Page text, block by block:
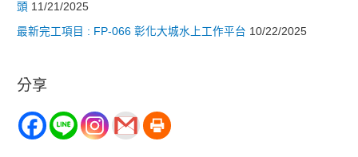
頭 11/21/2025
最新完工項目 : FP-066 彰化大城水上工作平台 10/22/2025
分享